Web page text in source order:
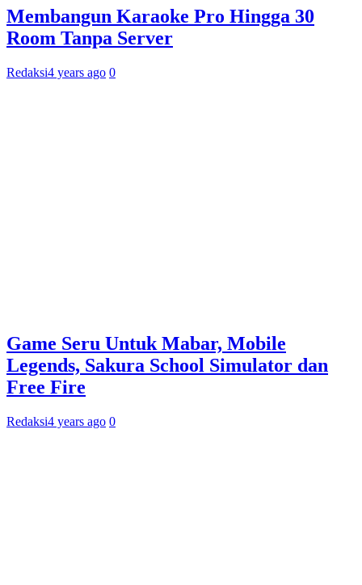
Membangun Karaoke Pro Hingga 30
Room Tanpa Server
Redaksi4 years ago 0
Game Seru Untuk Mabar, Mobile
Legends, Sakura School Simulator dan
Free Fire
Redaksi4 years ago 0